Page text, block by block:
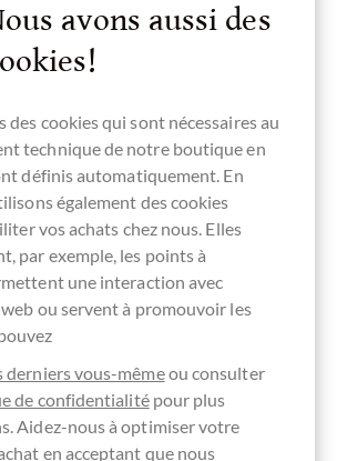
Pralus
avons aussi des
des cookies qui sont nécessaires au
technique de notre boutique en
définis automatiquement. En
également des cookies
vos achats chez nous. Elles
par exemple, les points à
une interaction avec
ou servent à promouvoir les
derniers vous-mêmeou consulter
de confidentialitépour plus
Aidez-nous à optimiser votre
en acceptant que nous